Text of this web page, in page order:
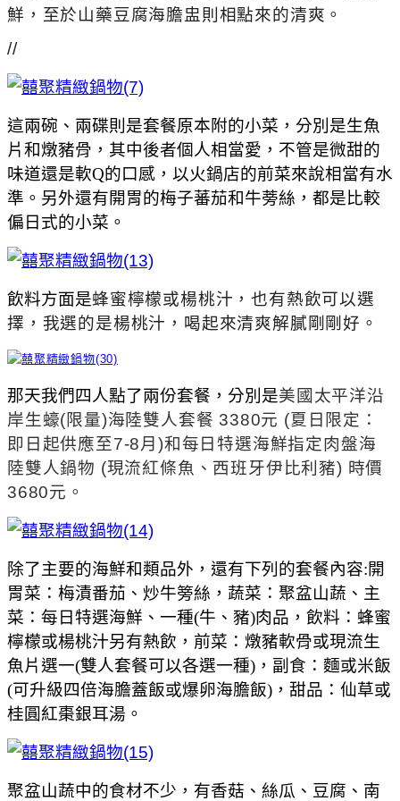
鮮，至於山藥豆腐海膽盅則相點來的清爽。
//
這兩碗、兩碟則是套餐原本附的小菜，分別是生魚
片和燉豬骨，其中後者個人相當愛，不管是微甜的
味道還是軟Q的口感，以火鍋店的前菜來說相當有水
準。另外還有開胃的梅子蕃茄和牛蒡絲，都是比較
偏日式的小菜。
飲料方面是蜂蜜檸檬或楊桃汁，也有熱飲可以選
擇，我選的是楊桃汁，喝起來清爽解膩剛剛好。
那天我們四人點了兩份套餐，分別是美國太平洋沿
岸生蠔(限量)海陸雙人套餐 3380元 (夏日限定：
即日起供應至7-8月)和每日特選海鮮指定肉盤海
陸雙人鍋物 (現流紅條魚、西班牙伊比利豬) 時價
3680元。
除了主要的海鮮和類品外，還有下列的套餐內容:開
胃菜：梅漬番茄、炒牛篣絲， 蔬菜：聚盆山蔬、 主
菜：每日特選海鮮、一種(牛、豬)肉品， 飲料：蜂蜜
檸檬或楊桃汁另有熱飲， 前菜：燉豬軟骨或現流生
魚片選一(雙人套餐可以各選一種)，副食 ：麵或米飯
(可升級四倍海膽蓋飯或爆卵海膽飯)， 甜品：仙草或
桂圓紅棗銀耳湯。
聚盆山蔬中的食材不少，有香菇、絲瓜、豆腐、南